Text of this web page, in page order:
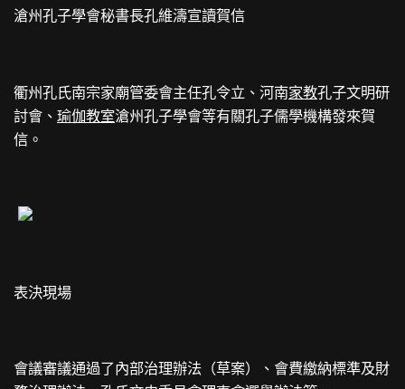
滄州孔子學會秘書長孔維濤宣讀賀信
衢州孔氏南宗家廟管委會主任孔令立、河南家教孔子文明研
討會、瑜伽教室滄州孔子學會等有關孔子儒學機構發來賀
信。
表決現場
會議審議通過了內部治理辦法（草案）、會費繳納標準及財